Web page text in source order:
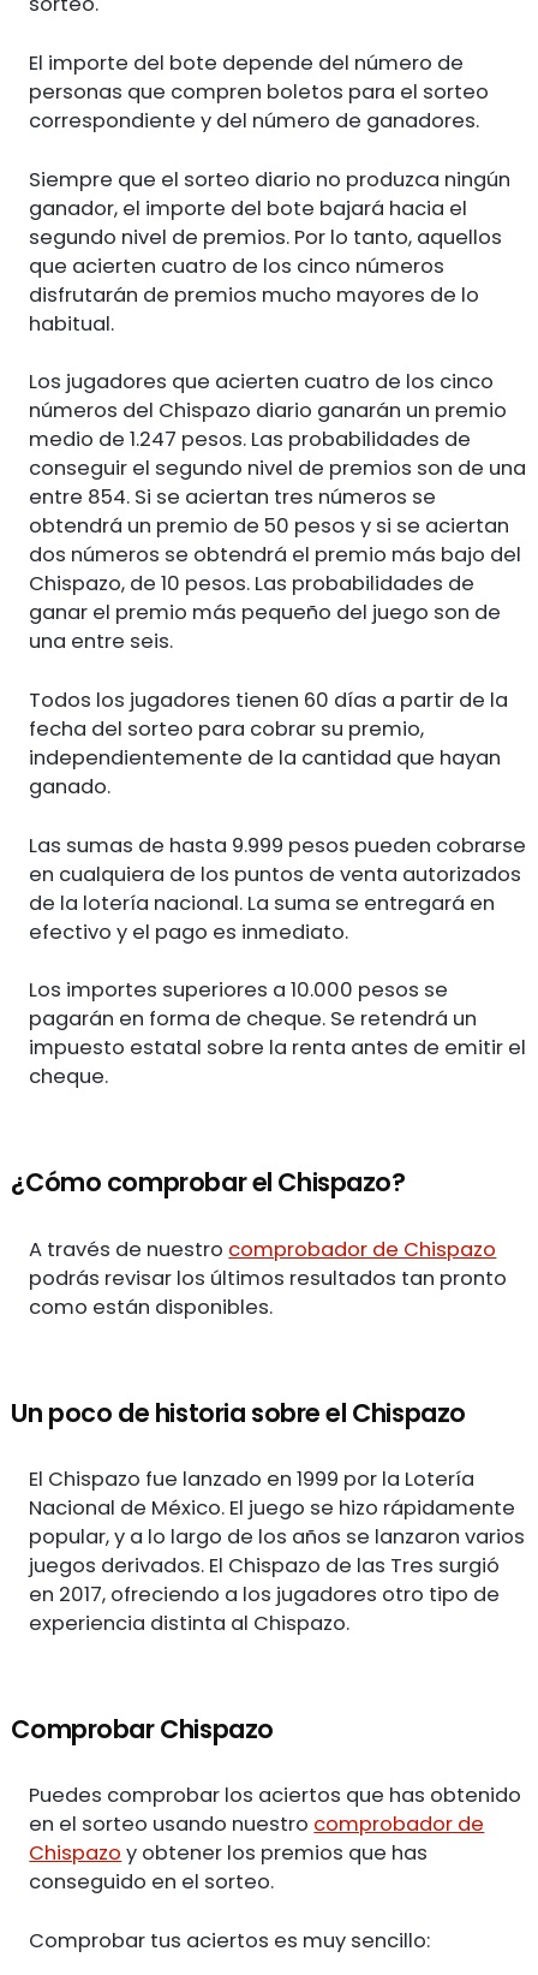
El importe del bote depende del número de
personas que compren boletos para el sorteo
correspondiente y del número de ganadores.
Siempre que el sorteo diario no produzca ningún
ganador, el importe del bote bajará hacia el
segundo nivel de premios. Por lo tanto, aquellos
que acierten cuatro de los cinco números
disfrutarán de premios mucho mayores de lo
habitual.
Los jugadores que acierten cuatro de los cinco
números del Chispazo diario ganarán un premio
medio de 1.247 pesos. Las probabilidades de
conseguir el segundo nivel de premios son de una
entre 854. Si se aciertan tres números se
obtendrá un premio de 50 pesos y si se aciertan
dos números se obtendrá el premio más bajo del
Chispazo, de 10 pesos. Las probabilidades de
ganar el premio más pequeño del juego son de
una entre seis.
Todos los jugadores tienen 60 días a partir de la
fecha del sorteo para cobrar su premio,
independientemente de la cantidad que hayan
ganado.
Las sumas de hasta 9.999 pesos pueden cobrarse
en cualquiera de los puntos de venta autorizados
de la lotería nacional. La suma se entregará en
efectivo y el pago es inmediato.
Los importes superiores a 10.000 pesos se
pagarán en forma de cheque. Se retendrá un
impuesto estatal sobre la renta antes de emitir el
cheque.
¿Cómo comprobar el Chispazo?
A través de nuestro comprobador de Chispazo
podrás revisar los últimos resultados tan pronto
como están disponibles.
Un poco de historia sobre el Chispazo
El Chispazo fue lanzado en 1999 por la Lotería
Nacional de México. El juego se hizo rápidamente
popular, y a lo largo de los años se lanzaron varios
juegos derivados. El Chispazo de las Tres surgió
en 2017, ofreciendo a los jugadores otro tipo de
experiencia distinta al Chispazo.
Comprobar Chispazo
Puedes comprobar los aciertos que has obtenido
en el sorteo usando nuestro comprobador de
Chispazo y obtener los premios que has
conseguido en el sorteo.
Comprobar tus aciertos es muy sencillo: